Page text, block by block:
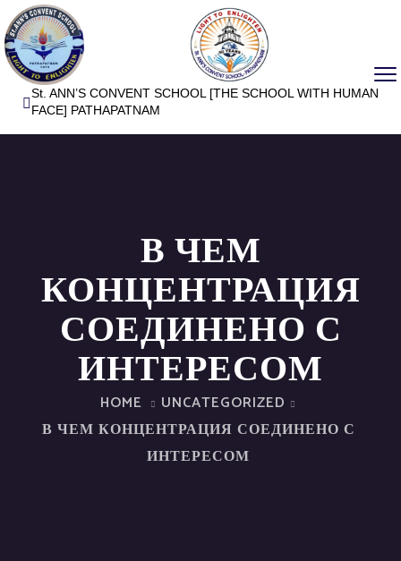
St. ANN’S CONVENT SCHOOL [THE SCHOOL WITH HUMAN
FACE] PATHAPATNAM
В ЧЕМ
КОНЦЕНТРАЦИЯ
СОЕДИНЕНО С
ИНТЕРЕСОМ
HOME
UNCATEGORIZED
В ЧЕМ КОНЦЕНТРАЦИЯ СОЕДИНЕНО С
ИНТЕРЕСОМ